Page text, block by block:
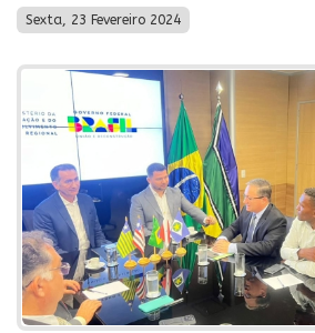
Sexta, 23 Fevereiro 2024